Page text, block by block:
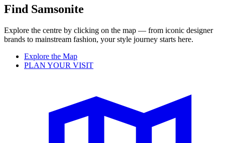
Find Samsonite
Explore the centre by clicking on the map — from iconic designer
brands to mainstream fashion, your style journey starts here.
Explore the Map
PLAN YOUR VISIT